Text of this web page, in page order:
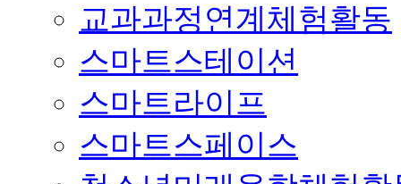
교과과정연계체험활동
스마트스테이션
스마트라이프
스마트스페이스